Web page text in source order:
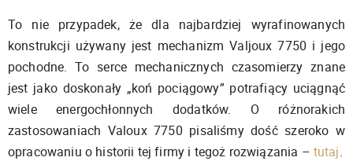
To nie przypadek, że dla najbardziej wyrafinowanych
konstrukcji używany jest mechanizm Valjoux 7750 i jego
pochodne. To serce mechanicznych czasomierzy znane
jest jako doskonały „koń pociągowy” potrafiący uciągnąć
wiele energochłonnych dodatków. O różnorakich
zastosowaniach Valoux 7750 pisaliśmy dość szeroko w
opracowaniu o historii tej firmy i tegoż rozwiązania – tutaj.